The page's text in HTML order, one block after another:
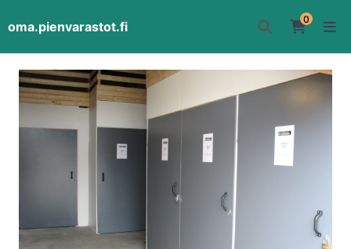
oma.pienvarastot.fi 0